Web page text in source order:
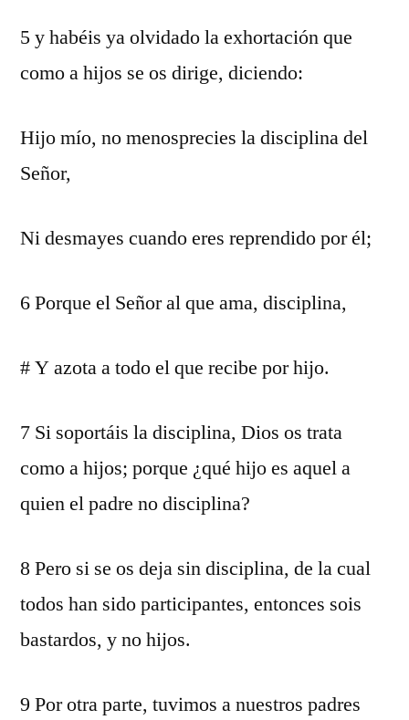
5 y habéis ya olvidado la exhortación que
como a hijos se os dirige, diciendo:
Hijo mío, no menosprecies la disciplina del
Señor,
Ni desmayes cuando eres reprendido por él;
6 Porque el Señor al que ama, disciplina,
# Y azota a todo el que recibe por hijo.
7 Si soportáis la disciplina, Dios os trata
como a hijos; porque ¿qué hijo es aquel a
quien el padre no disciplina?
8 Pero si se os deja sin disciplina, de la cual
todos han sido participantes, entonces sois
bastardos, y no hijos.
9 Por otra parte, tuvimos a nuestros padres